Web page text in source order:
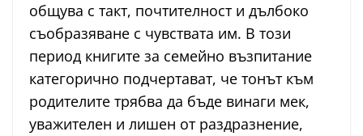
общува с такт, почтителност и дълбоко
съобразяване с чувствата им. В този
период книгите за семейно възпитание
категорично подчертават, че тонът към
родителите трябва да бъде винаги мек,
уважителен и лишен от раздразнение,